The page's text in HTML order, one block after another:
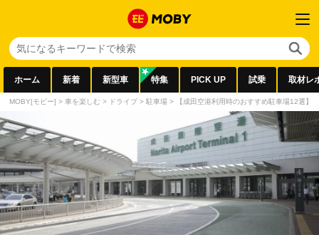
ホーム 新着 新型車 特集 PICK UP 試乗 取材レ
MOBY[モビー] > 車を楽しむ > ドライブ > 駐車場 > 【成田空港利用時のおすすめ駐車場12選】